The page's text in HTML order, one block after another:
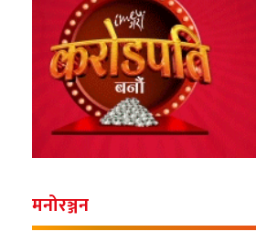
मनोरञ्जन